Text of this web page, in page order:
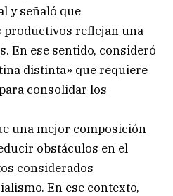
y señaló que
productivos reflejan una
En ese sentido, consideró
distinta» que requiere
consolidar los
una mejor composición
obstáculos en el
considerados
En ese contexto,